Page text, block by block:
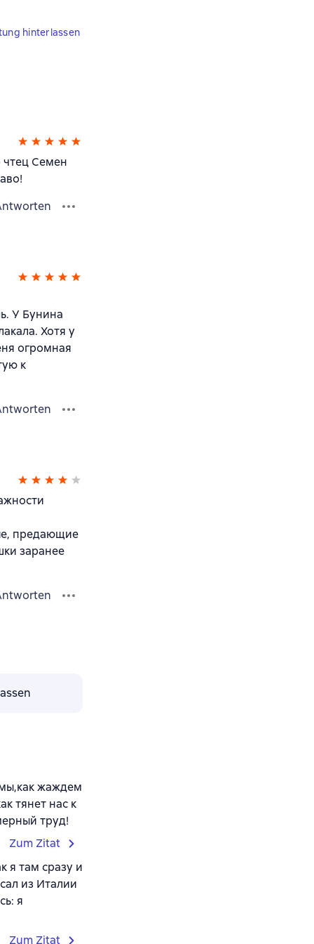
hinterlassen
Семен
У Бунина
Хотя у
огромная
к
предающие
заранее
жаждем
тянет нас к
труд!
Zum Zitat
я там сразу и
из Италии
я
Zum Zitat